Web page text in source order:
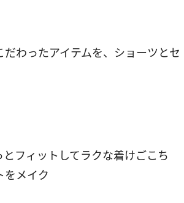
わったアイテムを、ショーツとセ
フィットしてラクな着けごこち
をメイク